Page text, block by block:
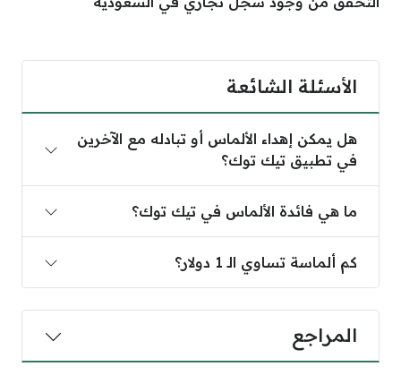
الأسئلة الشائعة
هل يمكن إهداء الألماس أو تبادله مع الآخرين
في تطبيق تيك توك؟
ما هي فائدة الألماس في تيك توك؟
كم ألماسة تساوي الـ 1 دولار؟
المراجع